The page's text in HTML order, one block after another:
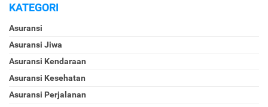
KATEGORI
Asuransi
Asuransi Jiwa
Asuransi Kendaraan
Asuransi Kesehatan
Asuransi Perjalanan